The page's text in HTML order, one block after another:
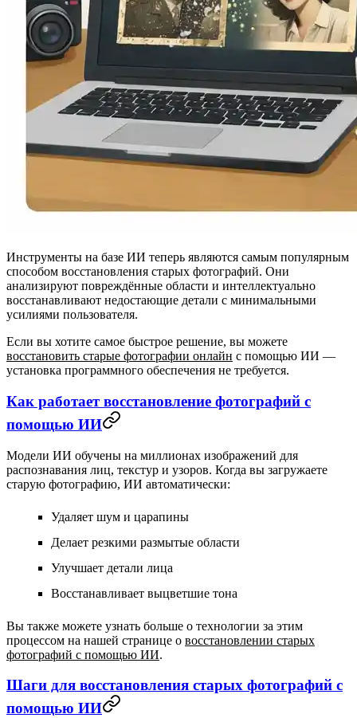
Инструменты на базе ИИ теперь являются самым популярным
способом восстановления старых фотографий. Они
анализируют повреждённые области и интеллектуально
восстанавливают недостающие детали с минимальными
усилиями пользователя.
Если вы хотите самое быстрое решение, вы можете
восстановить старые фотографии онлайн с помощью ИИ —
установка программного обеспечения не требуется.
Как работает восстановление фотографий с
помощью ИИ
Модели ИИ обучены на миллионах изображений для
распознавания лиц, текстур и узоров. Когда вы загружаете
старую фотографию, ИИ автоматически:
Удаляет шум и царапины
Делает резкими размытые области
Улучшает детали лица
Восстанавливает выцветшие тона
Вы также можете узнать больше о технологии за этим
процессом на нашей странице о восстановлении старых
фотографий с помощью ИИ.
Шаги для восстановления старых фотографий с
помощью ИИ